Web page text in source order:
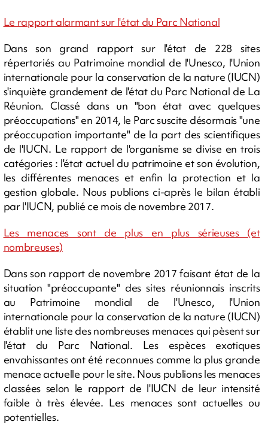
Le rapport alarmant sur l'état du Parc National
Dans son grand rapport sur l'état de 228 sites
répertoriés au Patrimoine mondial de l'Unesco, l'Union
internationale pour la conservation de la nature (IUCN)
s'inquiète grandement de l'état du Parc National de La
Réunion. Classé dans un "bon état avec quelques
préoccupations" en 2014, le Parc suscite désormais "une
préoccupation importante" de la part des scientifiques
de l'IUCN. Le rapport de l'organisme se divise en trois
catégories : l'état actuel du patrimoine et son évolution,
les différentes menaces et enfin la protection et la
gestion globale. Nous publions ci-après le bilan établi
par l'IUCN, publié ce mois de novembre 2017.
Les menaces sont de plus en plus sérieuses (et
nombreuses)
Dans son rapport de novembre 2017 faisant état de la
situation "préoccupante" des sites réunionnais inscrits
au Patrimoine mondial de l'Unesco, l'Union
internationale pour la conservation de la nature (IUCN)
établit une liste des nombreuses menaces qui pèsent sur
l'état du Parc National. Les espèces exotiques
envahissantes ont été reconnues comme la plus grande
menace actuelle pour le site. Nous publions les menaces
classées selon le rapport de l'IUCN de leur intensité
faible à très élevée. Les menaces sont actuelles ou
potentielles.